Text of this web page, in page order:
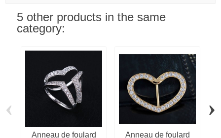
5 other products in the same
category:
Anneau de foulard Anneau de foulard
‹ ›